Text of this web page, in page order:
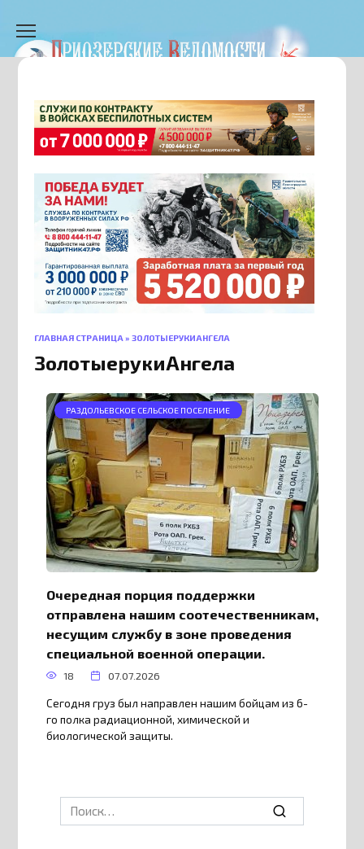
содержанию
ГЛАВНАЯ СТРАНИЦА »ЗОЛОТЫЕРУКИАНГЕЛА
ЗолотыерукиАнгела
РАЗДОЛЬЕВСКОЕ СЕЛЬСКОЕ ПОСЕЛЕНИЕ
Очередная порция поддержки
отправлена нашим соотечественникам,
несущим службу в зоне проведения
специальной военной операции.
18 07.07.2026
Сегодня груз был направлен нашим бойцам из 6-
го полка радиационной, химической и
биологической защиты.
Search
for: